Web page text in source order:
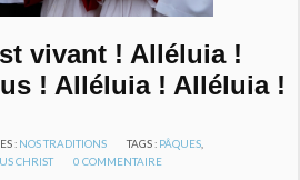
vivant ! Alléluia !
! Alléluia ! Alléluia !
: NOS TRADITIONS TAGS : PÂQUES
CHRIST 0 COMMENTAIRE